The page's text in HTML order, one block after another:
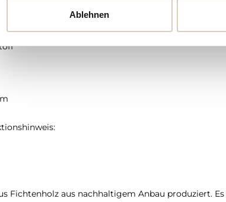
Ablehnen
Pappel 4mm
Fichtenholz aus nachhaltigem Anbau produziert.